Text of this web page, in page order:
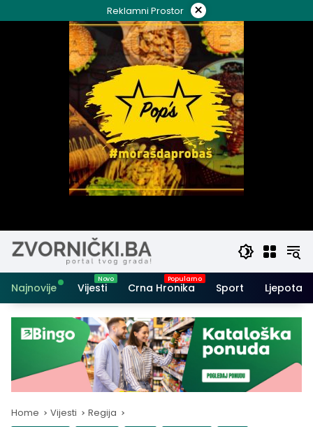
to
Reklamni Prostor ×
Najnovije Vijesti Crna Hronika Sport Ljepota i
Home Vijesti Regija